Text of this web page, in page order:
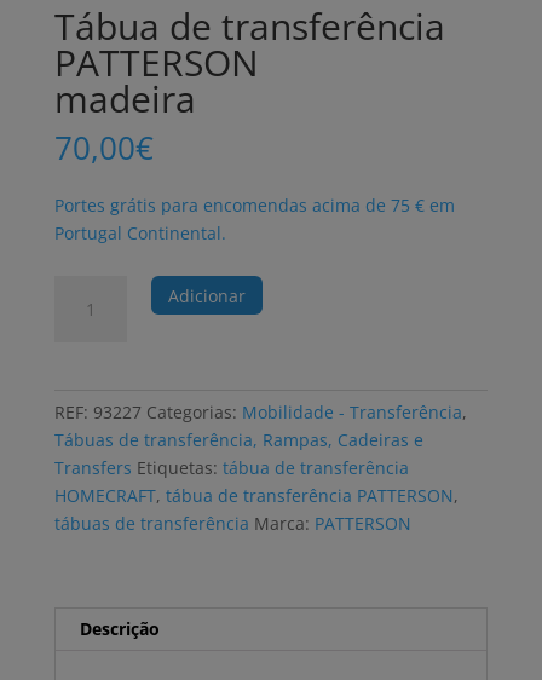
Tábua de transferência
PATTERSON
madeira
70,00€
Portes grátis para encomendas acima de 75 € em
Portugal Continental.
PATTERSON
madeira
Adicionar
REF: 93227 Categorias: Mobilidade - Transferência,
Tábuas de transferência, Rampas, Cadeiras e
Transfers Etiquetas: tábua de transferência
HOMECRAFT, tábua de transferência PATTERSON,
tábuas de transferência Marca: PATTERSON
Descrição